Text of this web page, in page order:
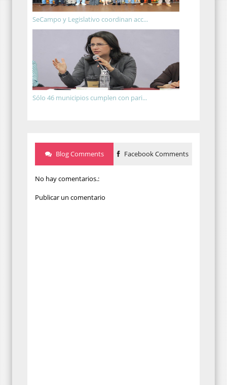
SeCampo y Legislativo coordinan acc...
Sólo 46 municipios cumplen con pari...
Blog Comments Facebook Comments
No hay comentarios.:
Publicar un comentario